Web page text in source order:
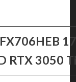
RTX 3050